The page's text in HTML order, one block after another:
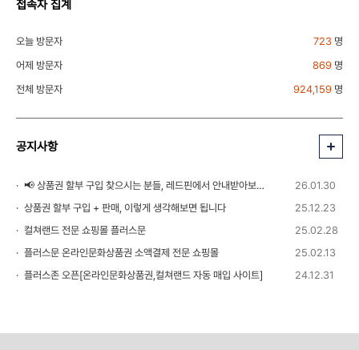
접속자 집계
오늘 방문자 723 명
어제 방문자
869 명
전체 방문자
924,159 명
공지사항
📢 상품권 할부 구입 찾으시는 분들, 레드핀에서 안내받아보세요!
26.01.30
상품권 할부 구입 + 판매, 이렇게 생각해보면 됩니다
25.12.23
컬쳐랜드 전문 쇼핑몰 플러스문
25.02.28
플러스문 온라인문화상품권 소액결제 전문 쇼핑몰
25.02.13
플러스존 오픈[온라인문화상품권,컬쳐랜드 자동 매입 사이트]
24.12.31